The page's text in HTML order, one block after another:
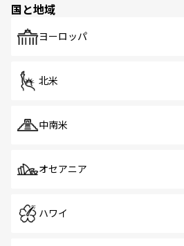
で、ホーカーズは地元の風情
国と地域
ヨーロッパ
北米
中南米
オセアニア
ハワイ